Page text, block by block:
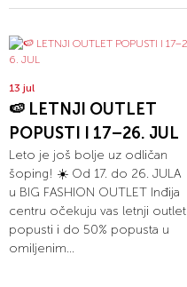
13 jul
🍉 LETNJI OUTLET
POPUSTI I 17–26. JUL
Leto je još bolje uz odličan
šoping! ☀️ Od 17. do 26. JULA
u BIG FASHION OUTLET Inđija
centru očekuju vas letnji outlet
popusti i do 50% popusta u
omiljenim...